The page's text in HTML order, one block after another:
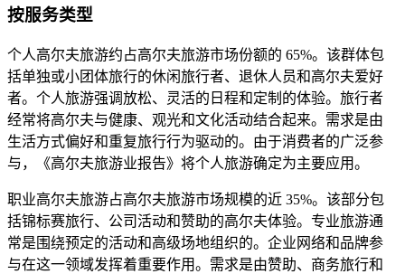
按服务类型
个人高尔夫旅游约占高尔夫旅游市场份额的 65%。该群体包
括单独或小团体旅行的休闲旅行者、退休人员和高尔夫爱好
者。个人旅游强调放松、灵活的日程和定制的体验。旅行者
经常将高尔夫与健康、观光和文化活动结合起来。需求是由
生活方式偏好和重复旅行行为驱动的。由于消费者的广泛参
与，《高尔夫旅游业报告》将个人旅游确定为主要应用。
职业高尔夫旅游占高尔夫旅游市场规模的近 35%。该部分包
括锦标赛旅行、公司活动和赞助的高尔夫体验。专业旅游通
常是围绕预定的活动和高级场地组织的。企业网络和品牌参
与在这一领域发挥着重要作用。需求是由赞助、商务旅行和